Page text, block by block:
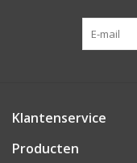
Klantenservice
Producten